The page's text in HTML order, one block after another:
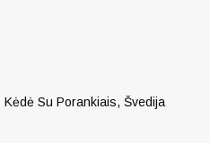
Su Porankiais, Švedija